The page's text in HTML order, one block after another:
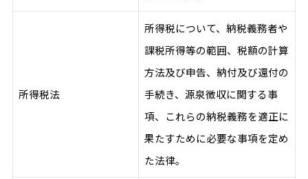
所得税法
所得税について、納税義務者や
課税所得等の範囲、税額の計算
方法及び申告、納付及び還付の
手続き、源泉徴収に関する事
項、これらの納税義務を適正に
果たすために必要な事項を定め
た法律。